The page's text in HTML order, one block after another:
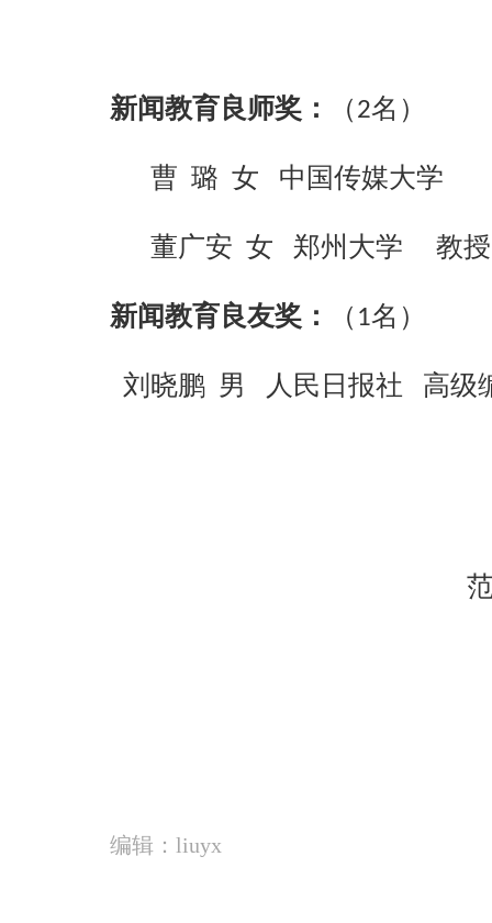
新闻教育良师奖： （ 2名）
曹 璐 女 中国传媒大学
董广安 女 郑州 大学 教授
新闻教育良友奖： （ 1名）
刘晓鹏 男 人民日报社 高级
编辑：liuyx